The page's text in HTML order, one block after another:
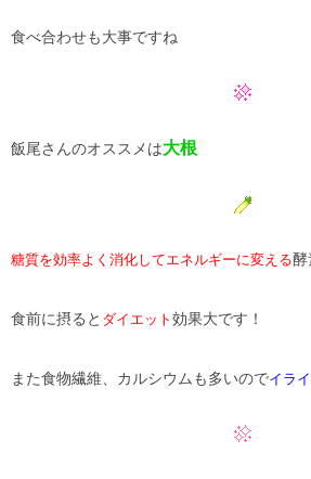
食べ合わせも大事ですね
飯尾さんのオススメは大根
糖質を効率よく消化してエネルギーに変える酵
食前に摂ると ダイエット 効果大です！
また食物繊維、カルシウムも多いのでイラ